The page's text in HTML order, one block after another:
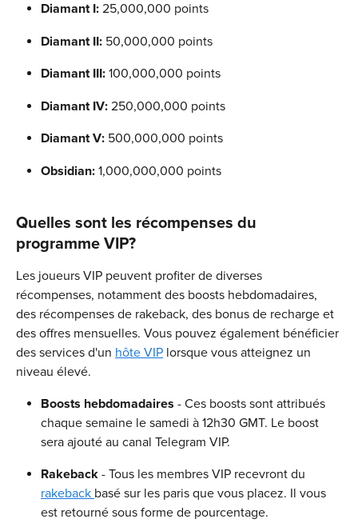
Diamant I: 25,000,000 points
Diamant II: 50,000,000 points
Diamant III: 100,000,000 points
Diamant IV: 250,000,000 points
Diamant V: 500,000,000 points
Obsidian: 1,000,000,000 points
Quelles sont les récompenses du
programme VIP?
Les joueurs VIP peuvent profiter de diverses
récompenses, notamment des boosts hebdomadaires,
des récompenses de rakeback, des bonus de recharge et
des offres mensuelles. Vous pouvez également bénéficier
des services d'un hôte VIP lorsque vous atteignez un
niveau élevé.
Boosts hebdomadaires - Ces boosts sont attribués
chaque semaine le samedi à 12h30 GMT. Le boost
sera ajouté au canal Telegram VIP.
Rakeback - Tous les membres VIP recevront du
rakeback basé sur les paris que vous placez. Il vous
est retourné sous forme de pourcentage.